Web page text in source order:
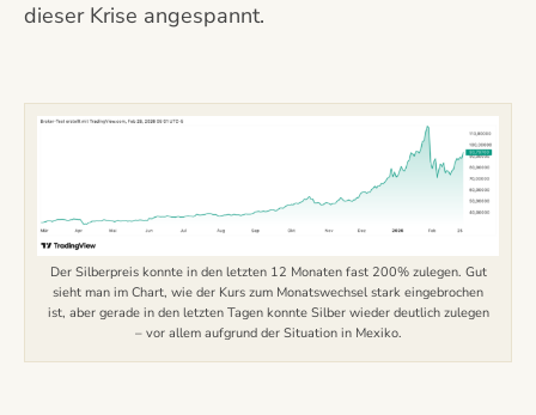
dieser Krise angespannt.
Der Silberpreis konnte in den letzten 12 Monaten fast 200% zulegen. Gut
sieht man im Chart, wie der Kurs zum Monatswechsel stark eingebrochen
ist, aber gerade in den letzten Tagen konnte Silber wieder deutlich zulegen
– vor allem aufgrund der Situation in Mexiko.